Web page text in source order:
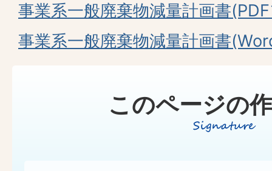
事業系一般廃棄物減量計画書
事業系一般廃棄物減量計画書
このページの